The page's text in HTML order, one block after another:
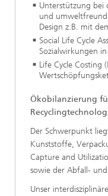
Unterstützung bei
und
Design z.B. mit
Social Life Cycle
Sozialwirkungen
Life Cycle Costing
Ökobilanzierung
Der Schwerpunkt
Kunststoffe,
Capture and
sowie der Abfall-
Unser